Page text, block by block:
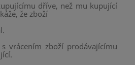
dříve, než mu kupující
že zboží
vrácením zboží prodávajícímu